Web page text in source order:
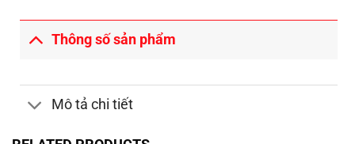
Thông số sản phẩm
Mô tả chi tiết